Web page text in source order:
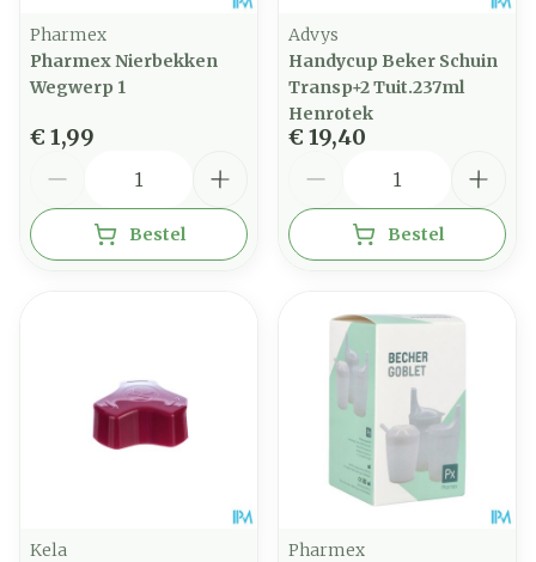
Pharmex
Pharmex Nierbekken
Wegwerp 1
€ 1,99
Bestel
Advys
Handycup Beker Schuin
Transp+2 Tuit.237ml
Henrotek
€ 19,40
Bestel
Kela
Pharmex